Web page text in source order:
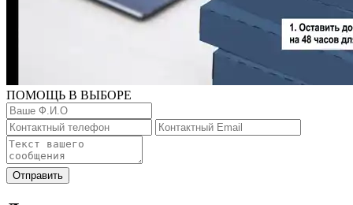
ПОМОЩЬ В ВЫБОРЕ
Отправить